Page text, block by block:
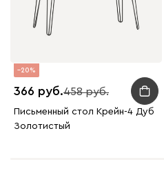
20
366 458
Письменный стол Крейн-4 Дуб
Золотистый